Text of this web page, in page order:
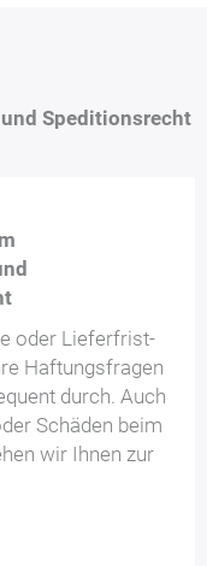
Speditionsrecht
oder Lieferfrist-
Haftungsfragen
durch. Auch
Schäden beim
wir Ihnen zur